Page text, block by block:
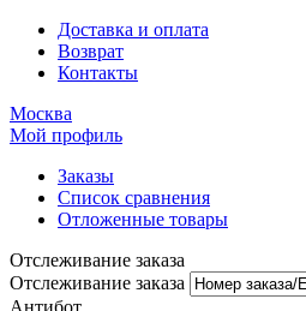
Доставка и оплата
Возврат
Контакты
Москва
Мой профиль
Заказы
Список сравнения
Отложенные товары
Отслеживание заказа
Отслеживание заказа
Антибот